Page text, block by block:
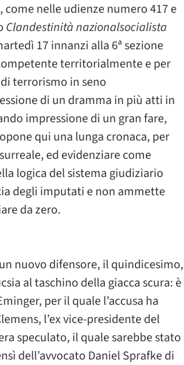
nelle udienze numero 417 e
Clandestinità nazionalsocialista
17 innanzi alla 6ª sezione
territorialmente e per
terrorismo in seno
di un dramma in più atti in
impressione di un gran fare,
qui una lunga cronaca, per
ed evidenziare come
logica del sistema giudiziario
degli imputati e non ammette
da zero.
nuovo difensore, il quindicesimo,
al taschino della giacca scura: è
per il quale l’accusa ha
l’ex vice-presidente del
speculato, il quale sarebbe stato
dell’avvocato Daniel Sprafke di